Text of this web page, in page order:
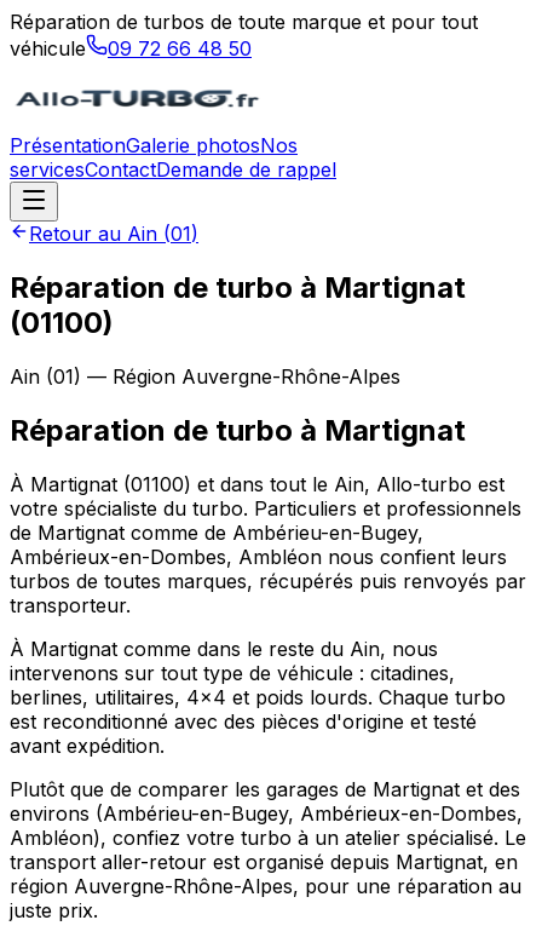
Réparation de turbos de toute marque et pour tout
véhicule
09 72 66 48 50
PrésentationGalerie photosNos
servicesContactDemande de rappel
Retour au Ain (01)
Réparation de turbo à Martignat
(01100)
Ain (01) — Région Auvergne-Rhône-Alpes
Réparation de turbo à Martignat
À Martignat (01100) et dans tout le Ain, Allo-turbo est
votre spécialiste du turbo. Particuliers et professionnels
de Martignat comme de Ambérieu-en-Bugey,
Ambérieux-en-Dombes, Ambléon nous confient leurs
turbos de toutes marques, récupérés puis renvoyés par
transporteur.
À Martignat comme dans le reste du Ain, nous
intervenons sur tout type de véhicule : citadines,
berlines, utilitaires, 4x4 et poids lourds. Chaque turbo
est reconditionné avec des pièces d'origine et testé
avant expédition.
Plutôt que de comparer les garages de Martignat et des
environs (Ambérieu-en-Bugey, Ambérieux-en-Dombes,
Ambléon), confiez votre turbo à un atelier spécialisé. Le
transport aller-retour est organisé depuis Martignat, en
région Auvergne-Rhône-Alpes, pour une réparation au
juste prix.